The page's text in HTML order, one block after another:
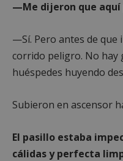
—Me dijeron que aquí
—Sí. Pero antes de que
corrido peligro. No hay
huéspedes huyendo
Subieron en ascensor
El pasillo estaba
cálidas y perfecta